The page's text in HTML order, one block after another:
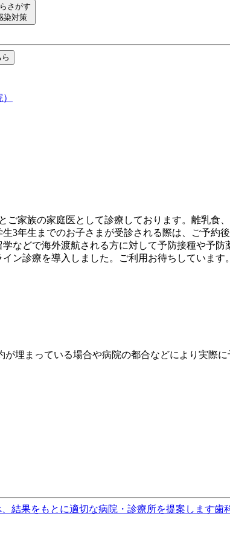
さがす
染対策
ご家族の家庭医として診療しております。離乳食
3年生までのお子さまが受診される際は、ご予
などで海外渡航される方に対して予防接種や予
ン診療を導入しました。ご利用お待ちしています。
埋まっている場合や病院の都合などにより実際
結果をもとに適切な病院・診療所を提案します歯